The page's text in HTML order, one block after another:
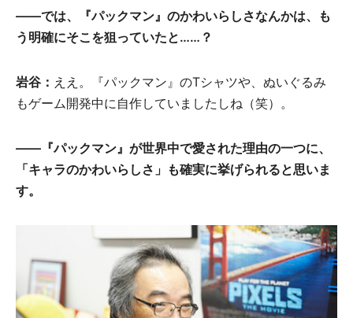
――では、『パックマン』のかわいらしさなんかは、も
う明確にそこを狙っていたと……？
岩谷： ええ。『パックマン』のTシャツや、ぬいぐるみ
もゲーム開発中に自作していましたしね（笑）。
――『パックマン』が世界中で愛された理由の一つに、
「キャラのかわいらしさ」も確実に挙げられると思いま
す。